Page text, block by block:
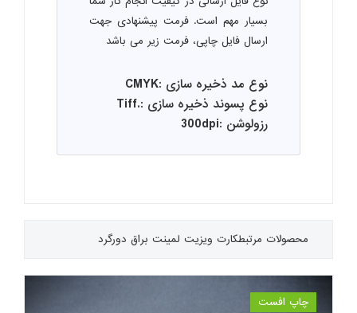
بسیار مهم است. فرمت پیشنهادی جهت
ارسال فایل چاپی، فرمت زیر می باشد
نوع مد ذخیره سازی :CMYK
نوع پسوند ذخیره سازی :.Tiff
رزولوشن :300dpi
محصولات مرتبطکارت ویزیت لمینت براق دورگرد
چاپ افست